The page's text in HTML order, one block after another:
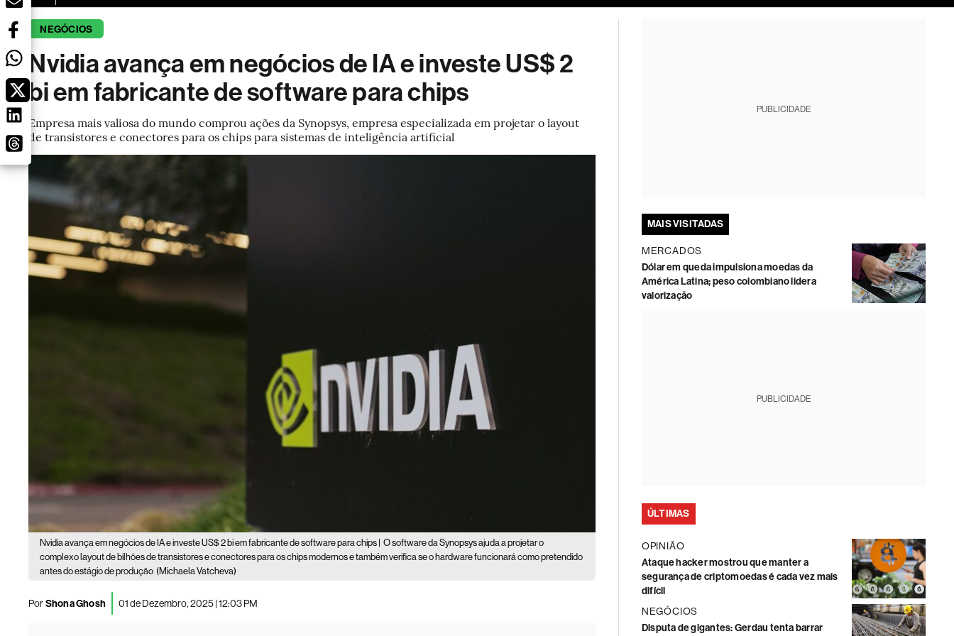
NEGÓCIOS
Nvidia avança em negócios de IA e investe US$ 2
bi em fabricante de software para chips
Empresa mais valiosa do mundo comprou ações da Synopsys, empresa especializada em projetar o layout
de transistores e conectores para os chips para sistemas de inteligência artificial
Nvidia avança em negócios de IA e investe US$ 2 bi em fabricante de software para chips |
O software da Synopsys ajuda a projetar o
complexo layout de bilhões de transistores e conectores para os chips modernos e também verifica se o hardware funcionará como pretendido
antes do estágio de produção (Michaela Vatcheva)
PorShona Ghosh 01 de Dezembro, 2025 | 12:03 PM
PUBLICIDADE
MAIS VISITADAS
MERCADOS
Dólar em queda impulsiona moedas da
América Latina; peso colombiano lidera
valorização
PUBLICIDADE
ÚLTIMAS
OPINIÃO
Ataque hacker mostrou que manter a
segurança de criptomoedas é cada vez mais
difícil
NEGÓCIOS
Disputa de gigantes: Gerdau tenta barrar